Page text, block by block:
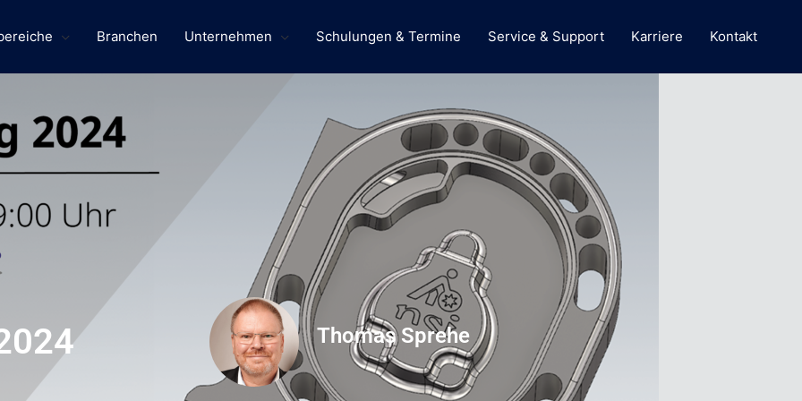
Branchen Unternehmen Schulungen & Termine Service & Support Karriere Kontakt
Thomas Sprehe